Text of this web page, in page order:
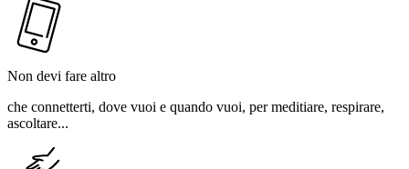
Non devi fare altro
che connetterti, dove vuoi e quando vuoi, per meditiare, respirare,
ascoltare...